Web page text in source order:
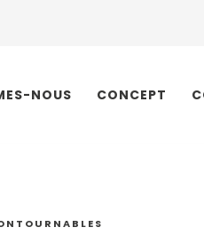
NOUS CONCEPT